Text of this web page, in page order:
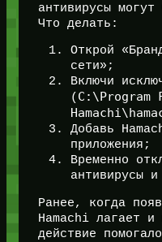
антивирусы могут
Что делать:
Открой
сети»;
Включи
( C:\Program
Добавь
приложения;
Временно
антивирусы
Ранее, когда
Hamachi лагает
действие